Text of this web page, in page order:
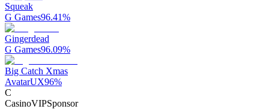
Squeak
G Games96.41%
Gingerdead
G Games96.09%
Big Catch Xmas
AvatarUX96%
C
CasinoVIPSponsor